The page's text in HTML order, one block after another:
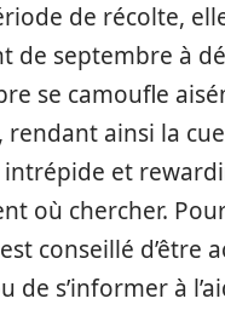
de récolte,
de septembre à
se camoufle
rendant ainsi la
intrépide et
où chercher.
conseillé d’être
de s’informer à